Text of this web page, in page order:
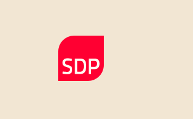
Etusivulle